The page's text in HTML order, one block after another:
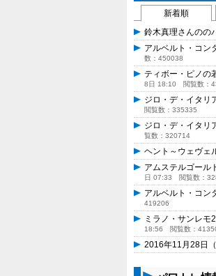
新着順
鈴木真理さんのの
アルベルト・コ
数：450038
ティボー・ピノの
8日 18:10 閲覧数：
ジロ・デ・イタリ
閲覧数：335335
ジロ・デ・イタリ
覧数：320714
ヘント～ウェヴェ
アムステルゴール
日 07:33 閲覧数：
アルベルト・コ
419206
ミラノ・サンレ
18:56 閲覧数：
2016年11月28日